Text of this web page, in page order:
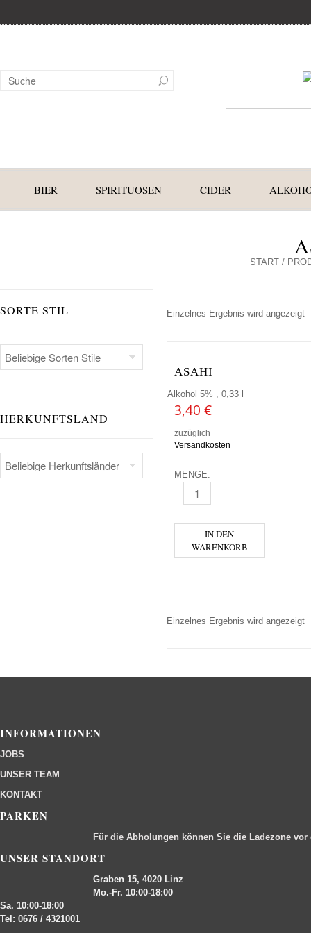
BIER SPIRITUOSEN CIDER
START /
SORTE STIL
HERKUNFTSLAND
Einzelnes Ergebnis wird angezeigt
ASAHI
Alkohol 5% , 0,33 l
3,40 €
zuzüglich
Versandkosten
MENGE:
ASAHI MENGE
IN DEN
WARENKORB
Einzelnes Ergebnis wird angezeigt
INFORMATIONEN
JOBS
UNSER TEAM
KONTAKT
PARKEN
Für die Abholungen können Sie die Ladezone
UNSER STANDORT
Graben 15, 4020 Linz
Mo.-Fr. 10:00-18:00
Sa. 10:00-18:00
Tel: 0676 / 4321001